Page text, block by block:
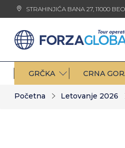
STRAHINJIĆA BANA 27, 11000
GRČKA CRNA
Početna Letovanje 2026